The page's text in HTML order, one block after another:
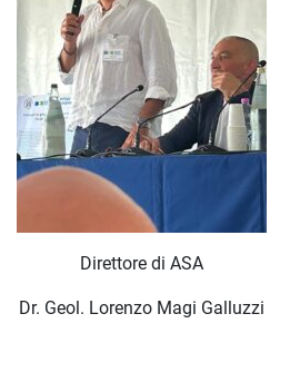
Direttore di ASA
Dr. Geol. Lorenzo Magi Galluzzi